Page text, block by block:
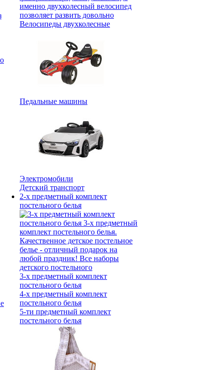
Велосипеды двухколесные
Педальные машины
Электромобили
Детский транспорт
2-х предметный комплект
постельного белья
3-х предметный комплект
постельного белья
4-х предметный комплект
постельного белья
5-ти предметный комплект
постельного белья